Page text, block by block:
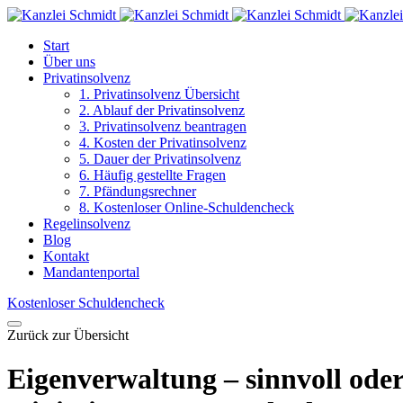
Start
Über uns
Privatinsolvenz
1. Privatinsolvenz Übersicht
2. Ablauf der Privatinsolvenz
3. Privatinsolvenz beantragen
4. Kosten der Privatinsolvenz
5. Dauer der Privatinsolvenz
6. Häufig gestellte Fragen
7. Pfändungsrechner
8. Kostenloser Online-Schuldencheck
Regelinsolvenz
Blog
Kontakt
Mandantenportal
Kostenloser Schuldencheck
Zurück zur Übersicht
Eigenverwaltung – sinnvoll